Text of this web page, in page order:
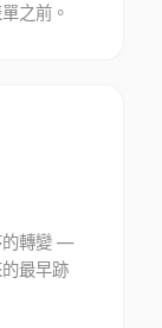
之前。
的轉變 —
最早跡